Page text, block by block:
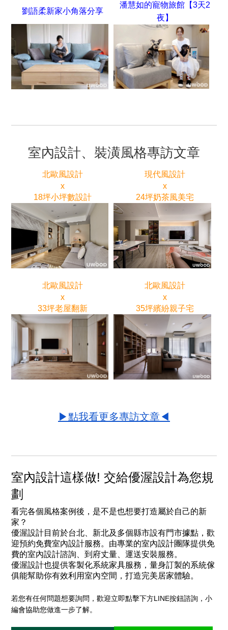
劉語柔新家小角落分享
潘慧如的寵物旅館【3天2
夜】
室內設計、裝潢風格專訪文章
北歐風設計
x
18坪小坪數設計
現代風設計
x
24坪奶茶風美宅
北歐風設計
x
33坪老屋翻新
北歐風設計
x
35坪繽紛親子宅
▶點我看更多專訪文章◀
室內設計這樣做! 交給優渥設計為您規
劃
看完各個風格案例後，是不是也想要打造屬於自己的新
家？
優渥設計目前於台北、新北及多個縣市設有門市據點，歡
迎預約免費室內設計服務。由專業的室內設計團隊提供免
費的室內設計諮詢、到府丈量、運送安裝服務。
優渥設計也提供客製化系統家具服務，量身訂製的系統傢
俱能幫助你有效利用室內空間，打造完美居家體驗。
若您有任何問題想要詢問，歡迎立即點擊下方LINE按鈕諮詢，小
編會協助您做進一步了解。